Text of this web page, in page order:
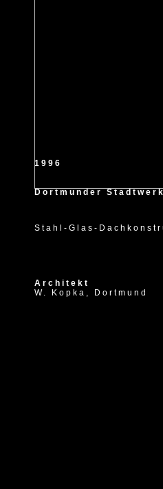
1996
Dortmunder
Stahl-Glas-
Architekt
W. Kopka, Dortmund